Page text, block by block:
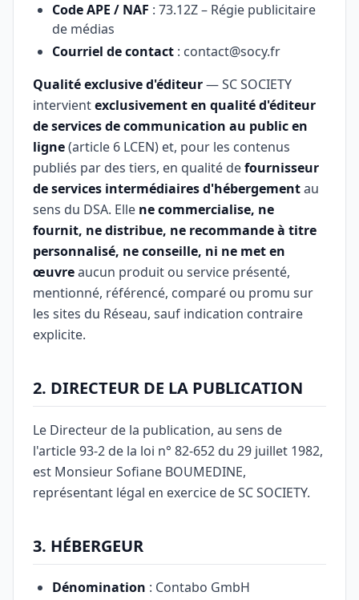
Code APE / NAF : 73.12Z – Régie publicitaire
de médias
Courriel de contact : contact@socy.fr
Qualité exclusive d'éditeur— SC SOCIETY
intervientexclusivement en qualité d'éditeur
de services de communication au public en
ligne(article 6 LCEN) et, pour les contenus
publiés par des tiers, en qualité defournisseur
de services intermédiaires d'hébergementau
sens du DSA. Elle ne commercialise, ne
fournit, ne distribue, ne recommande à titre
personnalisé, ne conseille, ni ne met en
œuvreaucun produit ou service présenté,
mentionné, référencé, comparé ou promu sur
les sites du Réseau, sauf indication contraire
explicite.
2. DIRECTEUR DE LA PUBLICATION
Le Directeur de la publication, au sens de
l'article 93-2 de la loi n° 82-652 du 29 juillet 1982,
est Monsieur Sofiane BOUMEDINE,
représentant légal en exercice de SC SOCIETY.
3. HÉBERGEUR
Dénomination : Contabo GmbH